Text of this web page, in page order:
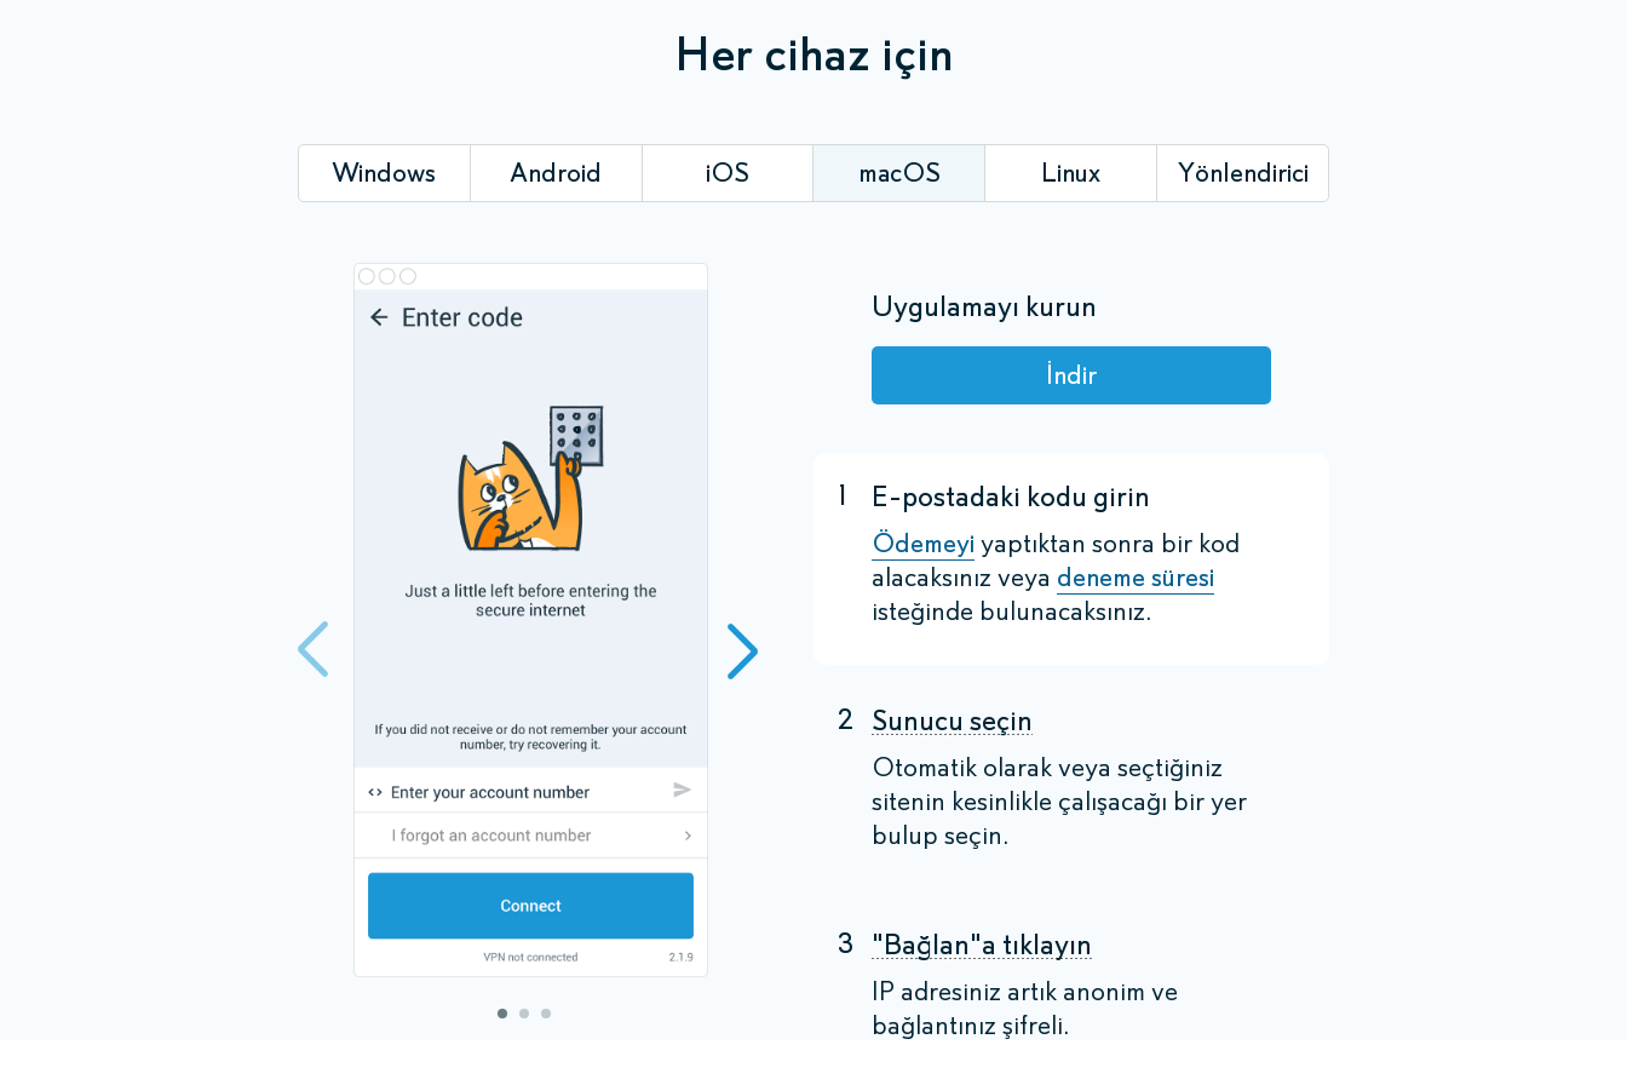
Her cihaz için
Windows Android iOS macOS Linux Yönlendirici
Uygulamayı kurun
İndir
1 E-postadaki kodu girin
Ödemeyi yaptıktan sonra bir kod
alacaksınız veya deneme süresi
isteğinde bulunacaksınız.
2 Sunucu seçin
Otomatik olarak veya seçtiğiniz
sitenin kesinlikle çalışacağı bir yer
bulup seçin.
3 "Bağlan"a tıklayın
IP adresiniz artık anonim ve
bağlantınız şifreli.